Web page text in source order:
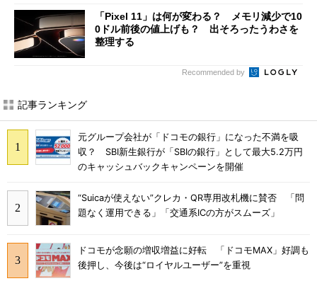
「Pixel 11」は何が変わる？ メモリ減少で10
0ドル前後の値上げも？ 出そろったうわさを
整理する
Recommended by
記事ランキング
元グループ会社が「ドコモの銀行」になった不満を吸
収？ SBI新生銀行が「SBIの銀行」として最大5.2万円
のキャッシュバックキャンペーンを開催
“Suicaが使えない”クレカ・QR専用改札機に賛否 「問
題なく運用できる」「交通系ICの方がスムーズ」
ドコモが念願の増収増益に好転 「ドコモMAX」好調も
後押し、今後は“ロイヤルユーザー”を重視